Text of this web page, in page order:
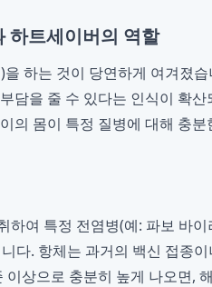
하트세이버의 역할
하는 것이 당연하게 여겨졌
담을 줄 수 있다는 인식이 확산
의 몸이 특정 질병에 대해 충
하여 특정 전염병(예: 파보 바
다. 항체는 과거의 백신 접종
상으로 충분히 높게 나오면,